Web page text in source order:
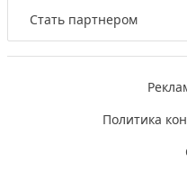
Стать партнером
Политика